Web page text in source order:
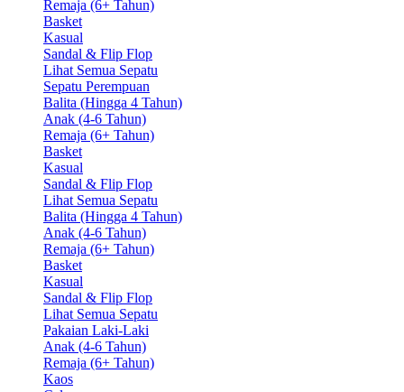
Remaja (6+ Tahun)
Basket
Kasual
Sandal & Flip Flop
Lihat Semua Sepatu
Sepatu Perempuan
Balita (Hingga 4 Tahun)
Anak (4-6 Tahun)
Remaja (6+ Tahun)
Basket
Kasual
Sandal & Flip Flop
Lihat Semua Sepatu
Balita (Hingga 4 Tahun)
Anak (4-6 Tahun)
Remaja (6+ Tahun)
Basket
Kasual
Sandal & Flip Flop
Lihat Semua Sepatu
Pakaian Laki-Laki
Anak (4-6 Tahun)
Remaja (6+ Tahun)
Kaos